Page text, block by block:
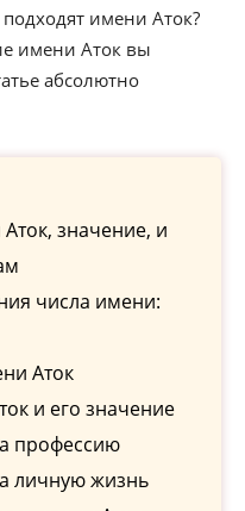
имени Аток?
имени Аток вы
абсолютно
значение, и
числа имени:
Аток
и его значение
профессию
личную жизнь